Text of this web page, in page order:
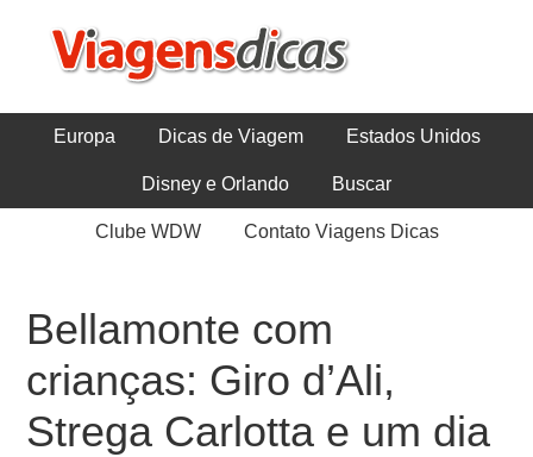
Europa Dicas de Viagem Estados Unidos
Disney e Orlando Buscar
Clube WDW Contato Viagens Dicas
Bellamonte com
crianças: Giro d’Ali,
Strega Carlotta e um dia